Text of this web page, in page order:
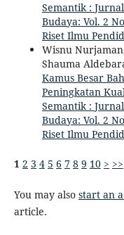
Semantik :
Budaya: Vol. 2
Riset Ilmu
Wisnu
Shauma
Kamus Besar
Peningkatan
Semantik :
Budaya: Vol. 2
Riset Ilmu
1 2 3 4 5 6 7 8 9 10 > >>
You may also start an
article.